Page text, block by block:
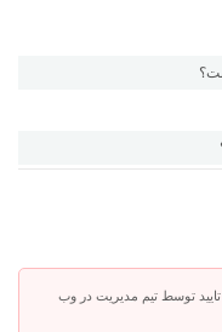
توسط تیم مدیریت در وب